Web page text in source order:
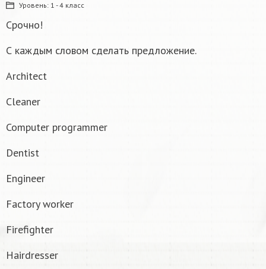
Уровень: 1 - 4 класс
Срочно!
С каждым словом сделать предложение.
Architect
Cleaner
Computer programmer
Dentist
Engineer
Factory worker
Firefighter
Hairdresser